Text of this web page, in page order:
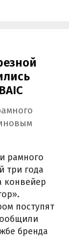
рамного
три года
конвейер
поступят
бренда